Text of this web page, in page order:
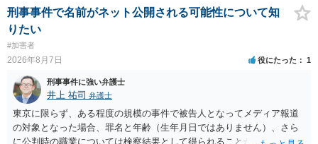
刑事事件で名前がネット公開される可能性について知
りたい
#加害者
2026年8月7日 役にたった 1
刑事事件に強い弁護士
井上 祐司 弁護士
東京に限らず、ある程度の規模の事件で被告人となってメディア報道
の対象となった場合、罪名と年齢（生年月日ではありません）、さら
に公判時の職業については検察結果として得られることが通常です。